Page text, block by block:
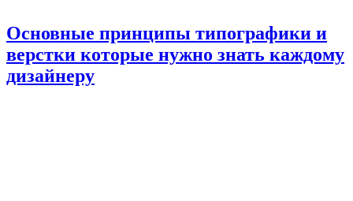
Основные принципы типографики и
верстки которые нужно знать каждому
дизайнеру